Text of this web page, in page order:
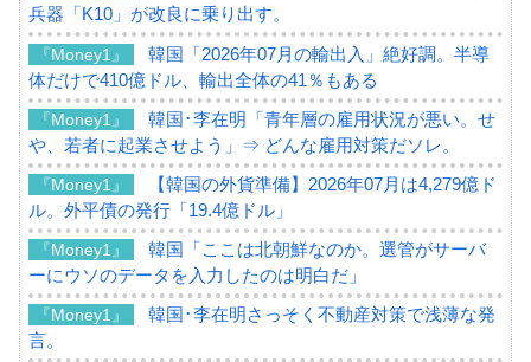
兵器「K10」が改良に乗り出す。
『Money1』
韓国「2026年07月の輸出入」絶好調。半導
体だけで410億ドル、輸出全体の41％もある
『Money1』
韓国･李在明「青年層の雇用状況が悪い。せ
や、若者に起業させよう」⇒ どんな雇用対策だソレ。
『Money1』
【韓国の外貨準備】2026年07月は4,279億ド
ル。外平債の発行「19.4億ドル」
『Money1』
韓国「ここは北朝鮮なのか。選管がサーバ
ーにウソのデータを入力したのは明白だ」
『Money1』
韓国･李在明さっそく不動産対策で浅薄な発
言。